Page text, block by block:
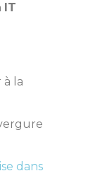
IT
la
dans